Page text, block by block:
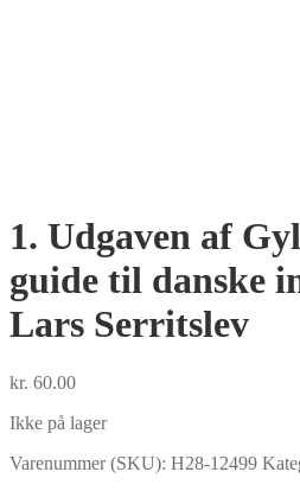
1. Udgaven af
guide til danske
Lars Serritslev
kr. 60.00
Ikke på lager
Varenummer (SKU): H28-12499